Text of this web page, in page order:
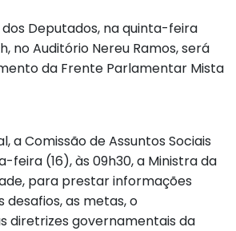
Deputados, na quinta-feira
no Auditório Nereu Ramos, será
da Frente Parlamentar Mista
a Comissão de Assuntos Sociais
(16), às 09h30, a Ministra da
para prestar informações
desafios, as metas, o
diretrizes governamentais da